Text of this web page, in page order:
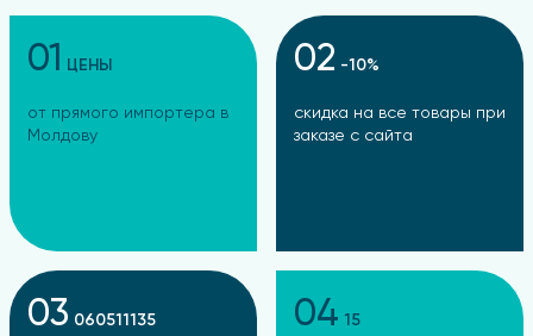
01 ЦЕНЫ
от прямого импортера в
Молдову
02 -10%
скидка на все товары при
заказе с сайта
03 060511135 04 15